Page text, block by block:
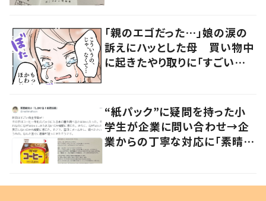
「親のエゴだった…」娘の涙の
訴えにハッとした母 買い物中
に起きたやり取りに「すごい分
“紙パック”に疑問を持った小
学生が企業に問い合わせ→企
業からの丁寧な対応に「素晴ら